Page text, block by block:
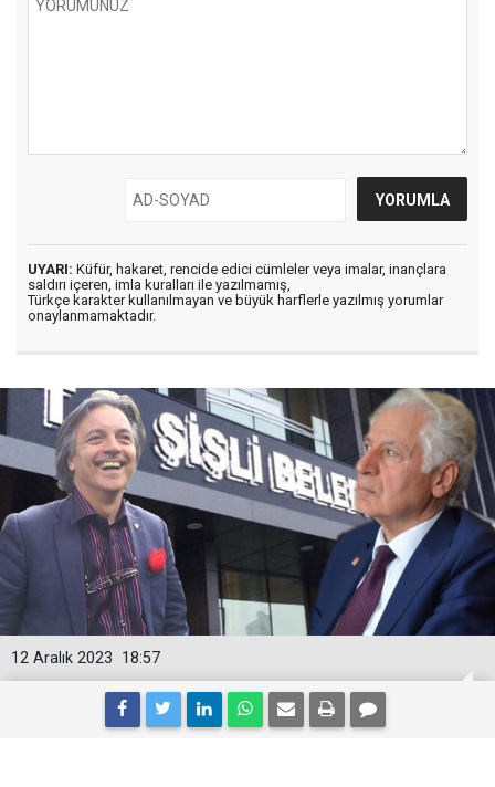
UYARI: Küfür, hakaret, rencide edici cümleler veya imalar, inançlara
saldırı içeren, imla kuralları ile yazılmamış,
Türkçe karakter kullanılmayan ve büyük harflerle yazılmış yorumlar
onaylanmamaktadır.
18:57
12 Aralık 2023